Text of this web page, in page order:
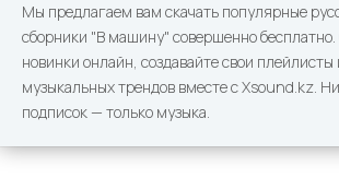
Мы предлагаем вам скачать популярные
сборники "В машину" совершенно
новинки онлайн, создавайте свои плейлисты
музыкальных трендов вместе с Xsound.kz.
подписок — только музыка.